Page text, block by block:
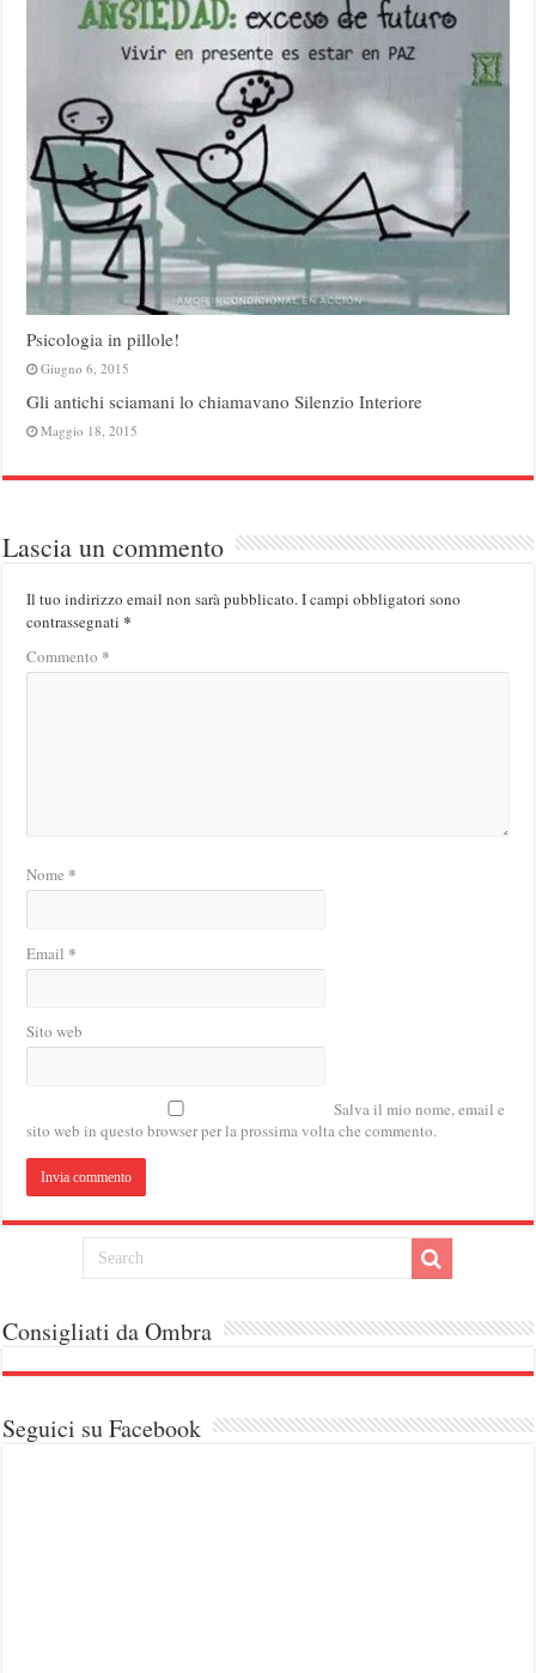
Psicologia in pillole!
Giugno 6, 2015
Gli antichi sciamani lo chiamavano Silenzio Interiore
Maggio 18, 2015
Lascia un commento
Il tuo indirizzo email non sarà pubblicato.I campi obbligatori sono
contrassegnati*
Commento *
Nome *
Email *
Sito web
Salva il mio nome, email e
sito web in questo browser per la prossima volta che commento.
Consigliati da Ombra
Seguici su Facebook